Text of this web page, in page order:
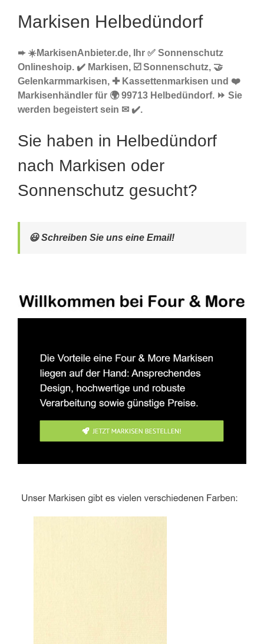
Markisen Helbedündorf
➨ ☀️MarkisenAnbieter.de, Ihr ✅ Sonnenschutz
Onlineshoip. ✔️ Markisen, ☑️ Sonnenschutz, 🤝
Gelenkarmmarkisen, ✚ Kassettenmarkisen und ❤️
Markisenhändler für 🌍 99713 Helbedündorf. ⏩ Sie
werden begeistert sein ✉ ✔️.
Sie haben in Helbedündorf
nach Markisen oder
Sonnenschutz gesucht?
😃 Schreiben Sie uns eine Email!